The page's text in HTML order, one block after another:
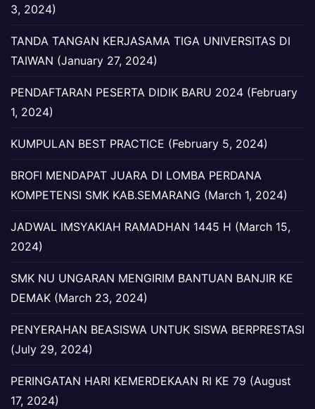
3, 2024)
TANDA TANGAN KERJASAMA TIGA UNIVERSITAS DI
TAIWAN (January 27, 2024)
PENDAFTARAN PESERTA DIDIK BARU 2024 (February
1, 2024)
KUMPULAN BEST PRACTICE (February 5, 2024)
BROFI MENDAPAT JUARA DI LOMBA PERDANA
KOMPETENSI SMK KAB.SEMARANG (March 1, 2024)
JADWAL IMSYAKIAH RAMADHAN 1445 H (March 15,
2024)
SMK NU UNGARAN MENGIRIM BANTUAN BANJIR KE
DEMAK (March 23, 2024)
PENYERAHAN BEASISWA UNTUK SISWA BERPRESTASI
(July 29, 2024)
PERINGATAN HARI KEMERDEKAAN RI KE 79 (August
17, 2024)